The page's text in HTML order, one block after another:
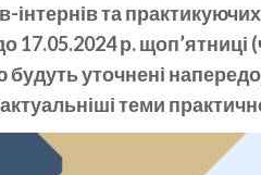
інтернів та
17.05.2024 р. щоп’ятниці
уточнені
теми